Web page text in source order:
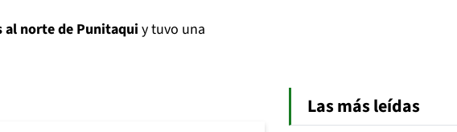
norte de Punitaqui y tuvo una
Las más leídas